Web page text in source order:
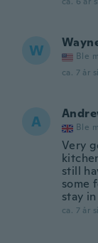
W Ble
ca. 7 år
A Ble
Very
still
some
stay
ca. 7 år